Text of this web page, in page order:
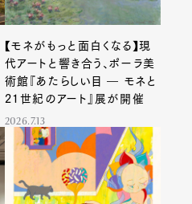
【モネがもっと面白くなる】現
代アートと響き合う、ポーラ美
術館『あたらしい目 ― モネと
21世紀のアート』展が開催
2026.7.13